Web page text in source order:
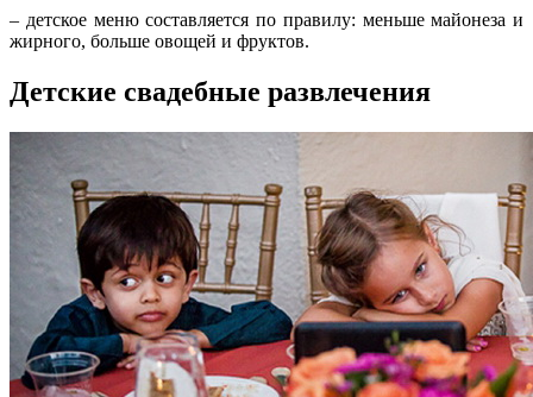
– детское меню составляется по правилу: меньше майонеза и
жирного, больше овощей и фруктов.
Детские свадебные развлечения